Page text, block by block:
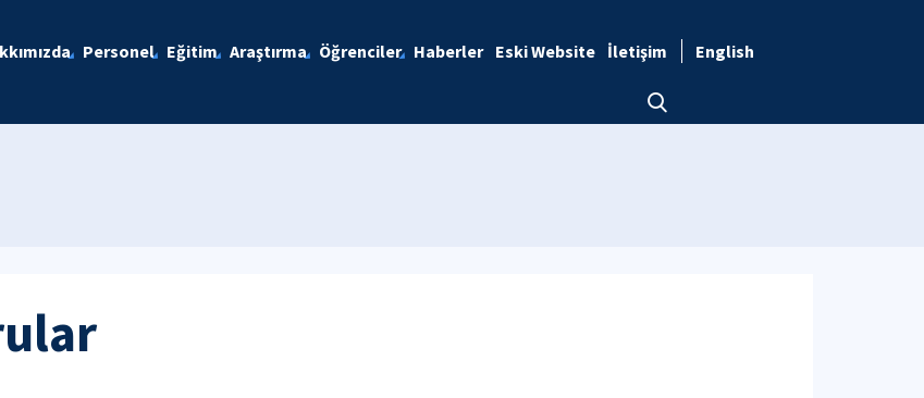
Personel Eğitim Araştırma Öğrenciler Haberler Eski Website İletişim English